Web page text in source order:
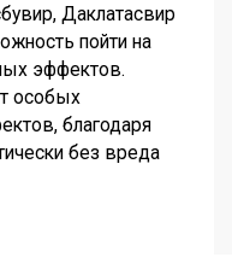
Даклатасвир
пойти на
эффектов.
особых
благодаря
без вреда